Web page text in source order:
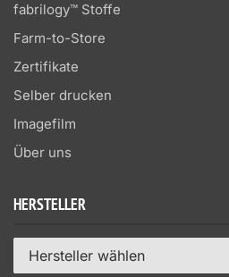
fabrilogy™ Stoffe
Farm-to-Store
Zertifikate
Selber drucken
Imagefilm
Über uns
HERSTELLER
Hersteller wählen